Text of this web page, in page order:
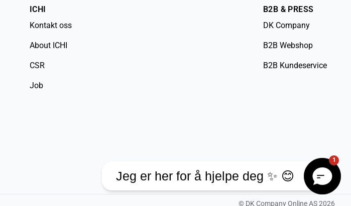
ICHI
Kontakt oss
About ICHI
CSR
Job
B2B & PRESS
DK Company
B2B Webshop
B2B Kundeservice
© DK Company Online AS2026
1
Jeg er her for å hjelpe deg ✨ 😊